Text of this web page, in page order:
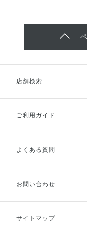
店舗検索
ご利用ガイド
ご利用ガイドトップ
お支払方法
キャンセル・返品・交換
よくある質問
お問い合わせ
サイトマップ